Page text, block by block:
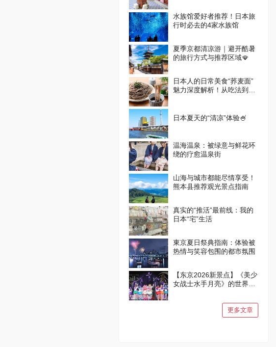
水族馆爱好者推荐！日本旅
行时必去的4家水族馆
夏季京都清凉游｜避开酷暑
的旅行方式与推荐区域🪭
日本人的日常美食“荞麦面”
魅力深度解析！从吃法到体
日本夏天的“清凉”体验🍧
温海温泉：被绿意与鲜花环
绕的疗愈温泉街
山海与城市都能尽情享受！
熊本县推荐观光景点指南
真实的“推活”最前线：我的
日本“宅”生活
東京夏日祭典指南：体验被
热情与笑容包围的都市氛围
【东京2026新景点】《美少
女战士水手月亮》的世界在
更多文章